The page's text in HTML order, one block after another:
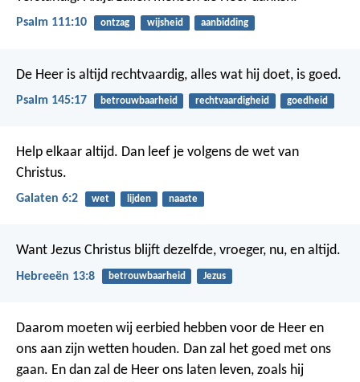
Psalm 111:10 ontzag wijsheid aanbidding
De Heer is altijd rechtvaardig, alles wat hij doet, is goed.
Psalm 145:17 betrouwbaarheid rechtvaardigheid goedheid
Help elkaar altijd. Dan leef je volgens de wet van
Christus.
Galaten 6:2 wet lijden naaste
Want Jezus Christus blijft dezelfde, vroeger, nu, en altijd.
Hebreeën 13:8 betrouwbaarheid Jezus
Daarom moeten wij eerbied hebben voor de Heer en
ons aan zijn wetten houden. Dan zal het goed met ons
gaan. En dan zal de Heer ons laten leven, zoals hij